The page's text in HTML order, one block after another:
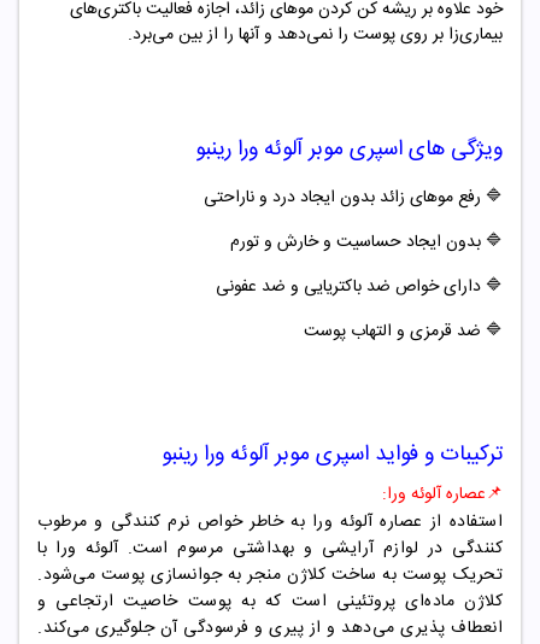
خود علاوه بر ریشه کن کردن موهای زائد، اجازه فعالیت باکتری‌های
بیماری‌زا بر روی پوست را نمی‌دهد و آنها را از بین می‌برد.
ویژگی هایاسپری موبر آلوئه ورا رینبو
🔷 رفع موهای زائد بدون ایجاد درد و ناراحتی
🔷 بدون ایجاد حساسیت و خارش و تورم
🔷 دارای خواص ضد باکتریایی و ضد عفونی
🔷 ضد قرمزی و التهاب پوست
ترکیبات و فواید اسپری موبر آلوئه ورا رینبو
📌عصاره آلوئه ورا:
استفاده از عصاره آلوئه ورا به خاطر خواص نرم کنندگی و مرطوب
کنندگی در لوازم آرایشی و بهداشتی مرسوم است. آلوئه ورا با
تحریک پوست به ساخت کلاژن منجر به جوانسازی پوست می‌شود.
کلاژن ماده‌ای پروتئینی است که به پوست خاصیت ارتجاعی و
انعطاف پذیری می‌دهد و از پیری و فرسودگی آن جلوگیری می‌کند.